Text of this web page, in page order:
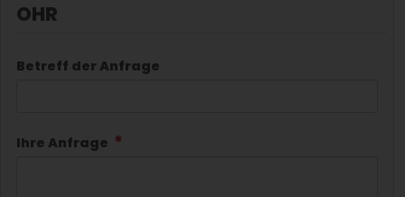
OHR
Betreff der Anfrage
Ihre Anfrage